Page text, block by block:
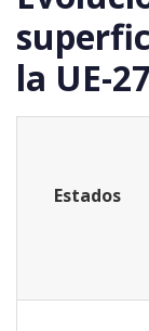
la UE-
Estados